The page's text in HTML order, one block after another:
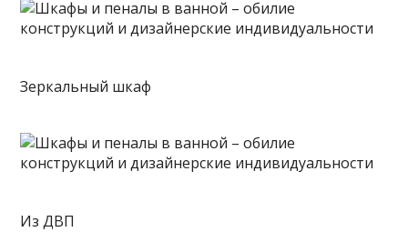
Зеркальный шкаф
Из ДВП